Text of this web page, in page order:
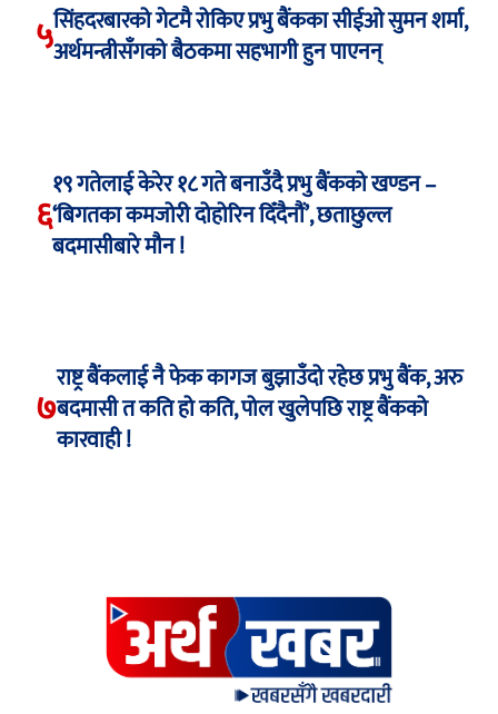
५सिंहदरबारको गेटमै रोकिए प्रभु बैंकका सीईओ सुमन शर्मा,
अर्थमन्त्रीसँगको बैठकमा सहभागी हुन पाएनन्
६
१९ गतेलाई केरेर १८ गते बनाउँदै प्रभु बैंकको खण्डन –
‘बिगतका कमजोरी दोहोरिन दिँदैनौं’, छताछुल्ल
बदमासीबारे मौन !
७
राष्ट्र बैंकलाई नै फेक कागज बुझाउँदो रहेछ प्रभु बैंक, अरु
बदमासी त कति हो कति, पोल खुलेपछि राष्ट्र बैंकको
कारवाही !